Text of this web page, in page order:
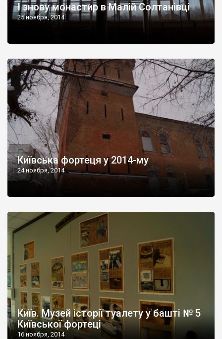
І знову монастир в Малій Солтанівці
25 ноября, 2014
Київська фортеця у 2014-му
24 ноября, 2014
Київ. Музей історії туалету у башті № 5
Київської фортеці
16 ноября, 2014